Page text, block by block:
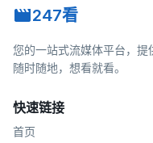
247看
您的一站式流媒体平台，提
随时随地，想看就看。
快速链接
首页